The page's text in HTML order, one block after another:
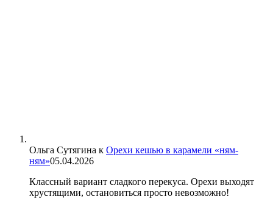
Ольга Сутягина к Орехи кешью в карамели «ням-
ням»05.04.2026
Классный вариант сладкого перекуса. Орехи выходят
хрустящими, остановиться просто невозможно!